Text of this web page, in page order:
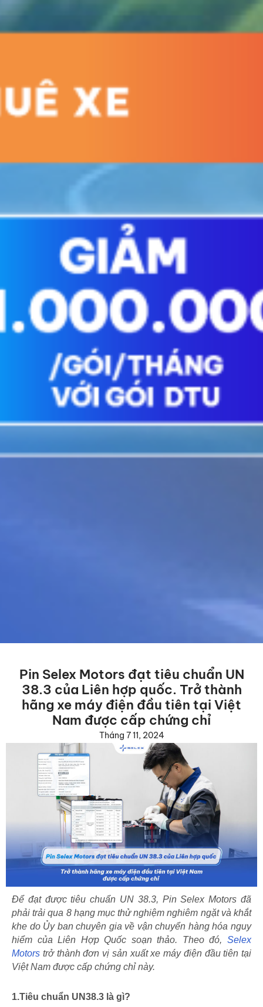
Pin Selex Motors đạt tiêu chuẩn UN
38.3 của Liên hợp quốc. Trở thành
hãng xe máy điện đầu tiên tại Việt
Nam được cấp chứng chỉ
Tháng 7 11, 2024
Để đạt được tiêu chuẩn UN 38.3, Pin Selex Motors đã
phải trải qua 8 hạng mục thử nghiệm nghiêm ngặt và khắt
khe do Ủy ban chuyên gia về vận chuyển hàng hóa nguy
hiểm của Liên Hợp Quốc soạn thảo. Theo đó, Selex
Motors trở thành đơn vị sản xuất xe máy điện đầu tiên tại
Việt Nam được cấp chứng chỉ này.
1.Tiêu chuẩn UN38.3 là gì?